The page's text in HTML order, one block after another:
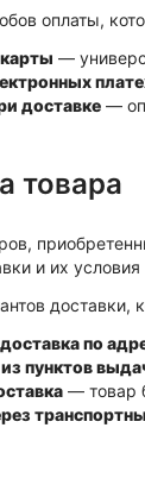
оплаты,
—
доставке —
товара
и их условия
доставки,
по
пунктов
— товар